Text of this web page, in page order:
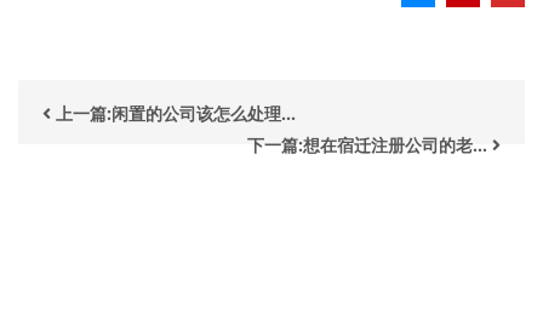
上一篇:闲置的公司该怎么处理...
下一篇:想在宿迁注册公司的老...